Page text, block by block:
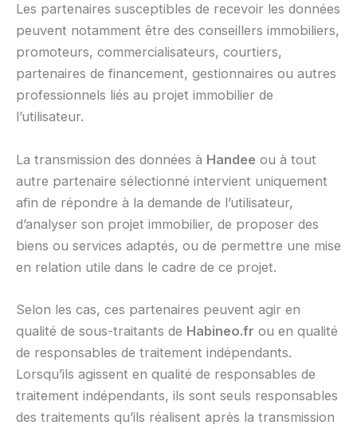
Les partenaires susceptibles de recevoir les données
peuvent notamment être des conseillers immobiliers,
promoteurs, commercialisateurs, courtiers,
partenaires de financement, gestionnaires ou autres
professionnels liés au projet immobilier de
l’utilisateur.
La transmission des données à Handee ou à tout
autre partenaire sélectionné intervient uniquement
afin de répondre à la demande de l’utilisateur,
d’analyser son projet immobilier, de proposer des
biens ou services adaptés, ou de permettre une mise
en relation utile dans le cadre de ce projet.
Selon les cas, ces partenaires peuvent agir en
qualité de sous-traitants de Habineo.fr ou en qualité
de responsables de traitement indépendants.
Lorsqu’ils agissent en qualité de responsables de
traitement indépendants, ils sont seuls responsables
des traitements qu’ils réalisent après la transmission